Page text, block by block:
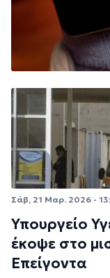
Σάβ, 21 Μαρ. 2026 -
Υπουργείο
έκοψε στο
Επείγοντα